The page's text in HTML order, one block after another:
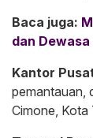
Baca juga:
dan Dewasa
Kantor
pemantauan,
Cimone, Kota